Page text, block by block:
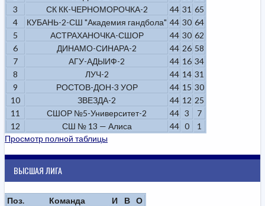
3
СК КК-ЧЕРНОМОРОЧКА-2 44 31 65
4
КУБАНЬ-2-СШ "Академия гандбола" 44 30 64
5
АСТРАХАНОЧКА-СШОР 44 30 62
6
ДИНАМО-СИНАРА-2 44 26 58
7
АГУ-АДЫИФ-2 44 16 34
8
ЛУЧ-2 44 14 31
9
РОСТОВ-ДОН-3 УОР 44 15 30
10
ЗВЕЗДА-2 44 12 25
11
СШОР №5-Университет-2 44 3
7
12
СШ № 13 — Алиса 44 0
1
Просмотр полной таблицы
ВЫСШАЯ ЛИГА
Поз. Команда И В
О